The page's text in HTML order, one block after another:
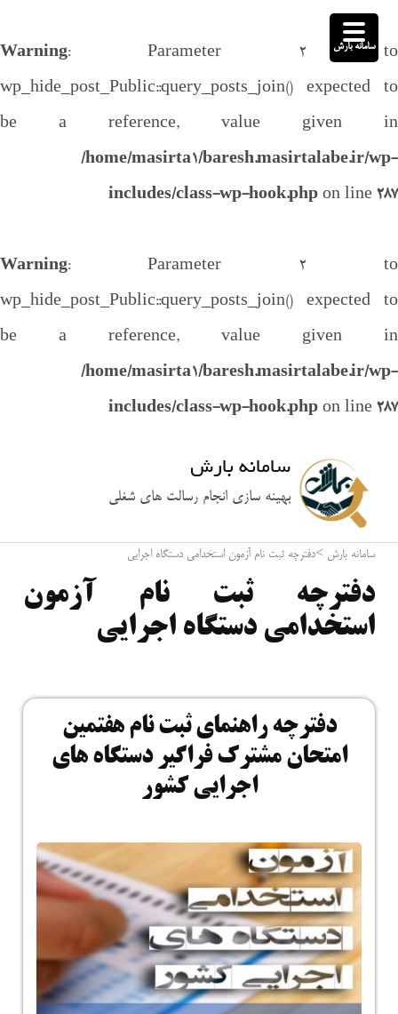
Warning: Parameter 2 to
wp_hide_post_Public::query_posts_join() expected to
be a reference, value given in
/home/masirta1/baresh.masirtalabe.ir/wp-
includes/class-wp-hook.php on line 287
Warning: Parameter 2 to
wp_hide_post_Public::query_posts_join() expected to
be a reference, value given in
/home/masirta1/baresh.masirtalabe.ir/wp-
includes/class-wp-hook.php on line 287
سامانه بارش
بهینه سازی انجام رسالت های شغلی
سامانه بارش >دفترچه ثبت نام آزمون استخدامی دستگاه اجرایی
دفترچه ثبت نام آزمون
استخدامی دستگاه اجرایی
دفترچه راهنمای ثبت نام هفتمین
امتحان مشترک فراگیر دستگاه های
اجرایی کشور
سامانه بارش